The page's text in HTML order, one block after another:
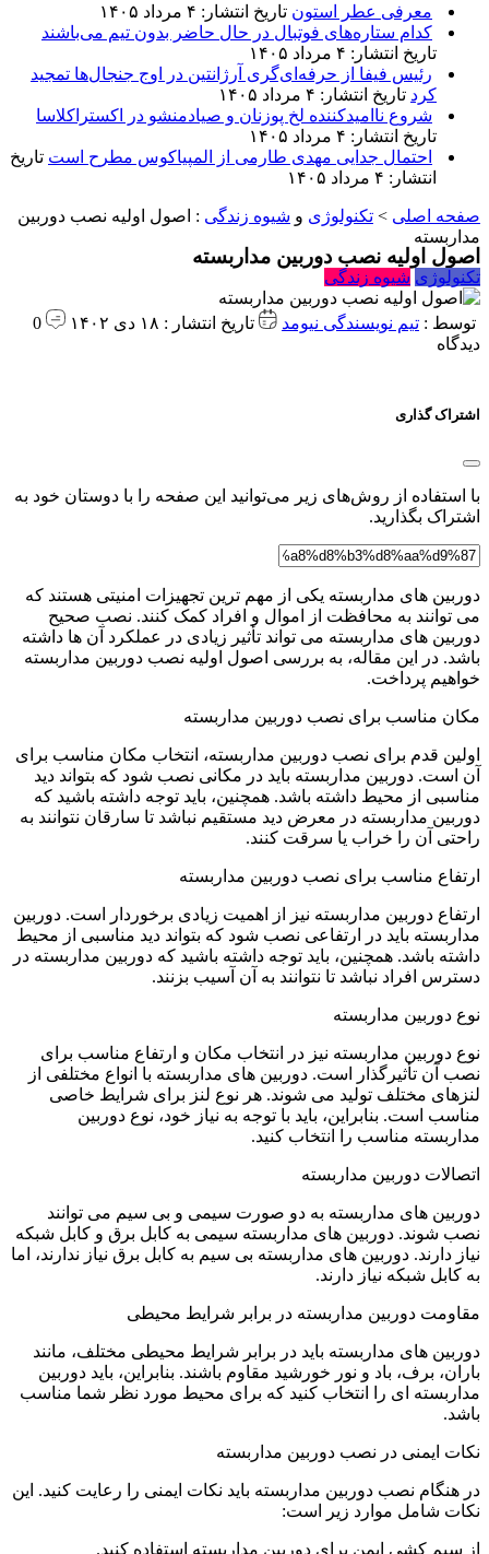
معرفی عطر استون تاریخ انتشار: ۴ مرداد ۱۴۰۵
کدام ستاره‌های فوتبال در حال حاضر بدون تیم می‌باشند
تاریخ انتشار: ۴ مرداد ۱۴۰۵
رئیس فیفا از حرفه‌ای‌گری آرژانتین در اوج جنجال‌ها تمجید
کرد تاریخ انتشار: ۴ مرداد ۱۴۰۵
شروع ناامیدکننده لخ پوزنان و صیادمنشو در اکستراکلاسا
تاریخ انتشار: ۴ مرداد ۱۴۰۵
احتمال جدایی مهدی طارمی از المپیاکوس مطرح است تاریخ
انتشار: ۴ مرداد ۱۴۰۵
صفحه اصلی > تکنولوژی و شیوه زندگی : اصول اولیه نصب دوربین
مداربسته
اصول اولیه نصب دوربین مداربسته
تکنولوژی شیوه زندگی
توسط : تیم نویسندگی نیومد تاریخ انتشار : ۱۸ دی ۱۴۰۲
0
دیدگاه
اشتراک گذاری
با استفاده از روش‌های زیر می‌توانید این صفحه را با دوستان خود به
اشتراک بگذارید.
دوربین های مداربسته یکی از مهم ترین تجهیزات امنیتی هستند که
می توانند به محافظت از اموال و افراد کمک کنند. نصب صحیح
دوربین های مداربسته می تواند تأثیر زیادی در عملکرد آن ها داشته
باشد. در این مقاله، به بررسی اصول اولیه نصب دوربین مداربسته
خواهیم پرداخت.
مکان مناسب برای نصب دوربین مداربسته
اولین قدم برای نصب دوربین مداربسته، انتخاب مکان مناسب برای
آن است. دوربین مداربسته باید در مکانی نصب شود که بتواند دید
مناسبی از محیط داشته باشد. همچنین، باید توجه داشته باشید که
دوربین مداربسته در معرض دید مستقیم نباشد تا سارقان نتوانند به
راحتی آن را خراب یا سرقت کنند.
ارتفاع مناسب برای نصب دوربین مداربسته
ارتفاع دوربین مداربسته نیز از اهمیت زیادی برخوردار است. دوربین
مداربسته باید در ارتفاعی نصب شود که بتواند دید مناسبی از محیط
داشته باشد. همچنین، باید توجه داشته باشید که دوربین مداربسته در
دسترس افراد نباشد تا نتوانند به آن آسیب بزنند.
نوع دوربین مداربسته
نوع دوربین مداربسته نیز در انتخاب مکان و ارتفاع مناسب برای
نصب آن تأثیرگذار است. دوربین های مداربسته با انواع مختلفی از
لنزهای مختلف تولید می شوند. هر نوع لنز برای شرایط خاصی
مناسب است. بنابراین، باید با توجه به نیاز خود، نوع دوربین
مداربسته مناسب را انتخاب کنید.
اتصالات دوربین مداربسته
دوربین های مداربسته به دو صورت سیمی و بی سیم می توانند
نصب شوند. دوربین های مداربسته سیمی به کابل برق و کابل شبکه
نیاز دارند. دوربین های مداربسته بی سیم به کابل برق نیاز ندارند، اما
به کابل شبکه نیاز دارند.
مقاومت دوربین مداربسته در برابر شرایط محیطی
دوربین های مداربسته باید در برابر شرایط محیطی مختلف، مانند
باران، برف، باد و نور خورشید مقاوم باشند. بنابراین، باید دوربین
مداربسته ای را انتخاب کنید که برای محیط مورد نظر شما مناسب
باشد.
نکات ایمنی در نصب دوربین مداربسته
در هنگام نصب دوربین مداربسته باید نکات ایمنی را رعایت کنید. این
نکات شامل موارد زیر است:
از سیم کشی ایمن برای دوربین مداربسته استفاده کنید.